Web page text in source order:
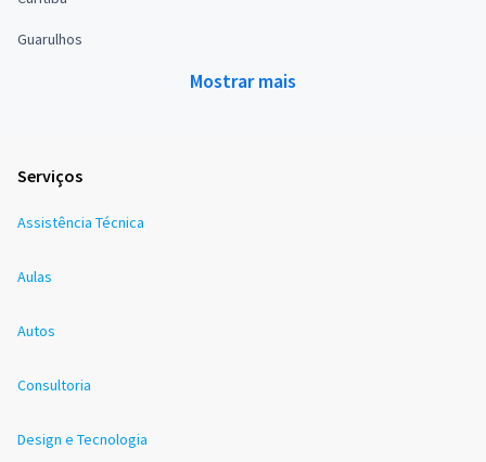
Guarulhos
Mostrar mais
Serviços
Assistência Técnica
Aulas
Autos
Consultoria
Design e Tecnologia